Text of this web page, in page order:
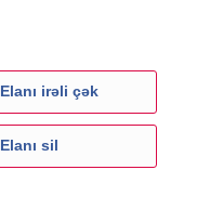
Elanı irəli çək
Elanı sil